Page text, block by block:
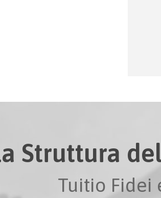
Struttura
Tuitio Fidei